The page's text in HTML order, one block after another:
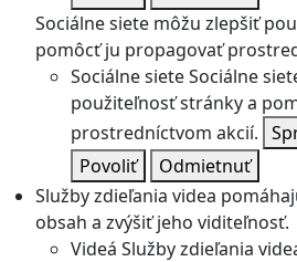
Sociálne siete môžu zlepšiť
pomôcť ju propagovať
Sociálne sieteSociálne
použiteľnosť stránky a
prostredníctvom akcií.
Povoliť
Odmietnuť
Služby zdieľania videa
obsah a zvýšiť jeho viditeľnosť.
Videá Služby zdieľania